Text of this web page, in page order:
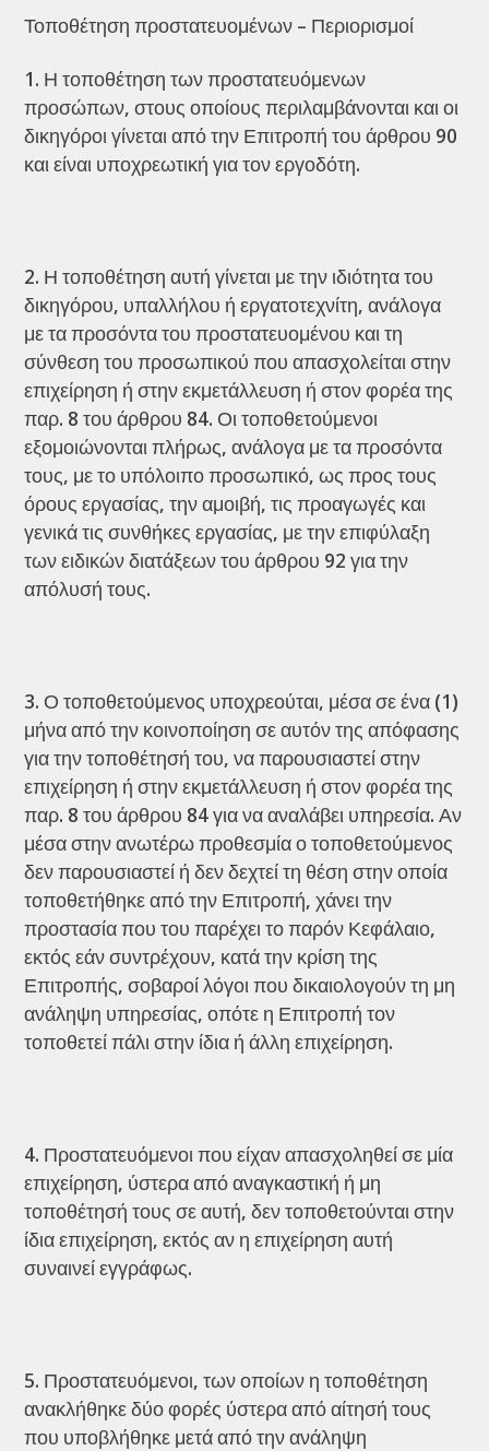
Τοποθέτηση προστατευομένων – Περιορισμοί
Η τοποθέτηση των προστατευόμενων
προσώπων, στους οποίους περιλαμβάνονται και οι
δικηγόροι γίνεται από την Επιτροπή του άρθρου 90
και είναι υποχρεωτική για τον εργοδότη.
Η τοποθέτηση αυτή γίνεται με την ιδιότητα του
δικηγόρου, υπαλλήλου ή εργατοτεχνίτη, ανάλογα
με τα προσόντα του προστατευομένου και τη
σύνθεση του προσωπικού που απασχολείται στην
επιχείρηση ή στην εκμετάλλευση ή στον φορέα της
παρ. 8 του άρθρου 84. Οι τοποθετούμενοι
εξομοιώνονται πλήρως, ανάλογα με τα προσόντα
τους, με το υπόλοιπο προσωπικό, ως προς τους
όρους εργασίας, την αμοιβή, τις προαγωγές και
γενικά τις συνθήκες εργασίας, με την επιφύλαξη
των ειδικών διατάξεων του άρθρου 92 για την
απόλυσή τους.
Ο τοποθετούμενος υποχρεούται, μέσα σε ένα (1)
μήνα από την κοινοποίηση σε αυτόν της απόφασης
για την τοποθέτησή του, να παρουσιαστεί στην
επιχείρηση ή στην εκμετάλλευση ή στον φορέα της
παρ. 8 του άρθρου 84 για να αναλάβει υπηρεσία. Αν
μέσα στην ανωτέρω προθεσμία ο τοποθετούμενος
δεν παρουσιαστεί ή δεν δεχτεί τη θέση στην οποία
τοποθετήθηκε από την Επιτροπή, χάνει την
προστασία που του παρέχει το παρόν Κεφάλαιο,
εκτός εάν συντρέχουν, κατά την κρίση της
Επιτροπής, σοβαροί λόγοι που δικαιολογούν τη μη
ανάληψη υπηρεσίας, οπότε η Επιτροπή τον
τοποθετεί πάλι στην ίδια ή άλλη επιχείρηση.
Προστατευόμενοι που είχαν απασχοληθεί σε μία
επιχείρηση, ύστερα από αναγκαστική ή μη
τοποθέτησή τους σε αυτή, δεν τοποθετούνται στην
ίδια επιχείρηση, εκτός αν η επιχείρηση αυτή
συναινεί εγγράφως.
Προστατευόμενοι, των οποίων η τοποθέτηση
ανακλήθηκε δύο φορές ύστερα από αίτησή τους
που υποβλήθηκε μετά από την ανάληψη